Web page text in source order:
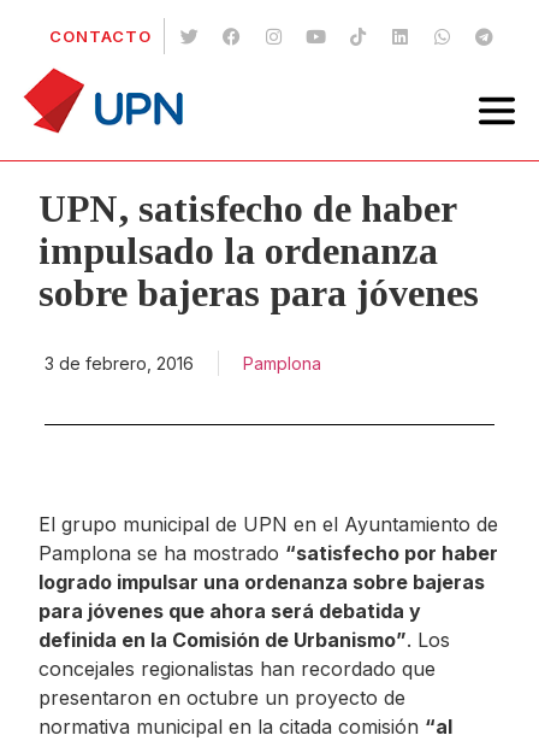
CONTACTO
UPN, satisfecho de haber
impulsado la ordenanza
sobre bajeras para jóvenes
3 de febrero, 2016 Pamplona
El grupo municipal de UPN en el Ayuntamiento de
Pamplona se ha mostrado “satisfecho por haber
logrado impulsar una ordenanza sobre bajeras
para jóvenes que ahora será debatida y
definida en la Comisión de Urbanismo”. Los
concejales regionalistas han recordado que
presentaron en octubre un proyecto de
normativa municipal en la citada comisión “al